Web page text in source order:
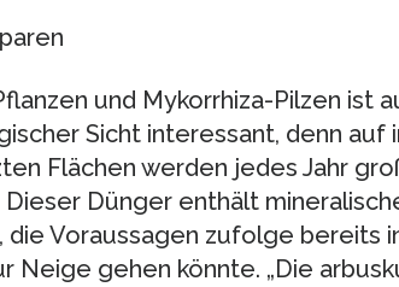
und Mykorrhiza-Pilzen ist
Sicht interessant, denn auf
Flächen werden jedes Jahr
Dünger enthält
die Voraussagen zufolge bereits
Neige gehen könnte. „Die